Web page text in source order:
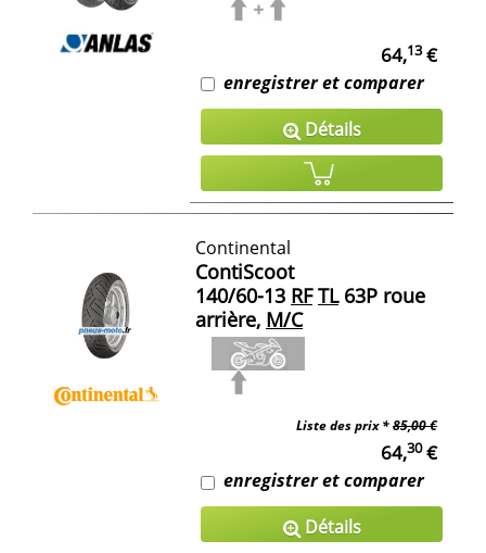
64,13€
enregistrer et comparer
Détails
Continental
ContiScoot
140/60-13 RF TL63P roue
arrière, M/C
Liste des prix *85,00 €
64,30€
enregistrer et comparer
Détails